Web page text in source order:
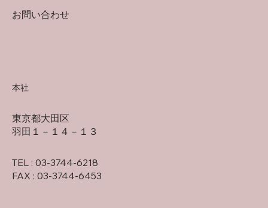
お問い合わせ
TEL : 03-3744-6218
FAX : 03-3744-6453
東京都大田区
羽田１－１４－１３
本社